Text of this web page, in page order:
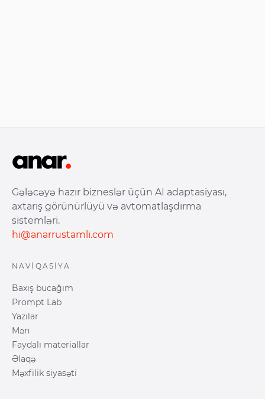
Gələcəyə hazır bizneslər üçün AI adaptasiyası,
axtarış görünürlüyü və avtomatlaşdırma
sistemləri.
hi@anarrustamli.com
NAVIQASIYA
Baxış bucağım
Prompt Lab
Yazılar
Mən
Faydalı materiallar
Əlaqə
Məxfilik siyasəti